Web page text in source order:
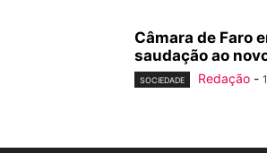
Câmara de Faro
saudação ao
SOCIEDADE Redação -